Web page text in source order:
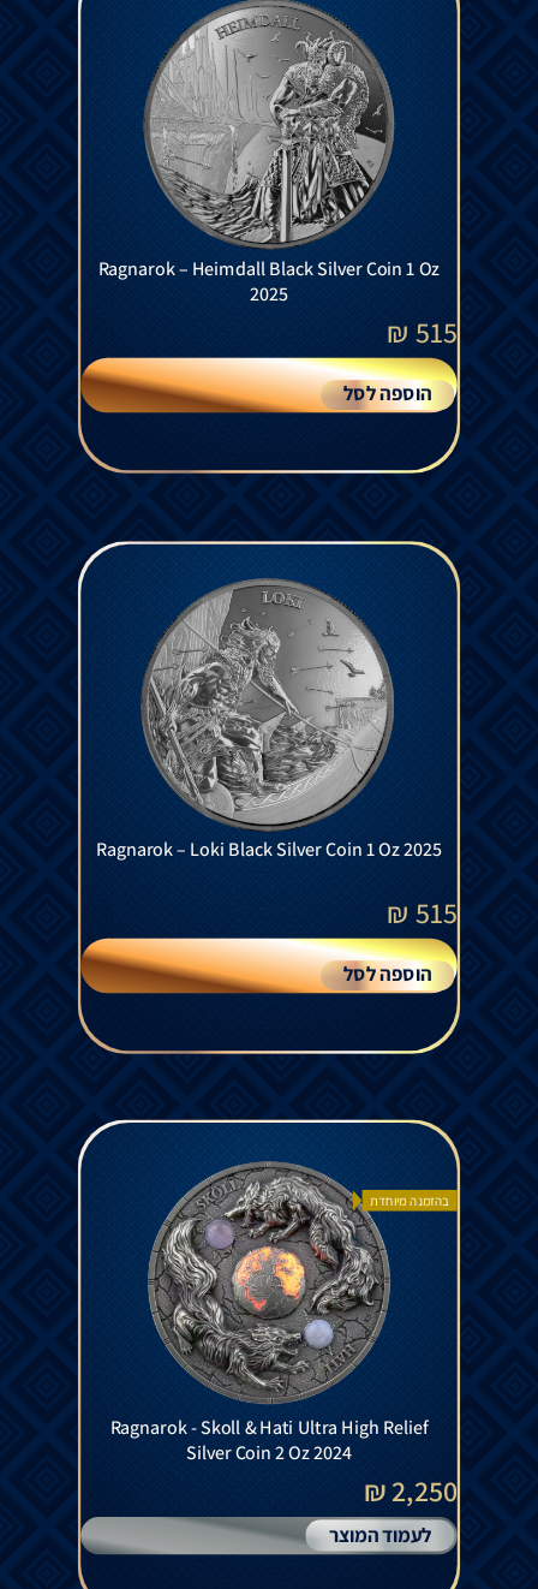
Ragnarok – Heimdall Black Silver Coin 1 Oz
2025
515
₪
הוספה לסל
Ragnarok – Loki Black Silver Coin 1 Oz 2025
515
₪
הוספה לסל
בהזמנה מיוחדת
Ragnarok - Skoll & Hati Ultra High Relief
Silver Coin 2 Oz 2024
2,250 ₪
לעמוד המוצר